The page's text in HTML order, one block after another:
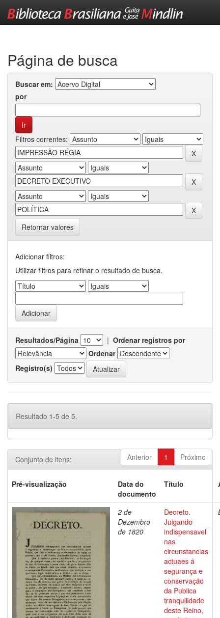
Página de busca
Buscar em:
por
Filtros correntes:
Retornar valores
Adicionar filtros:
Utilizar filtros para refinar o resultado de busca.
Resultados/Página | Ordenar registros por
Ordenar
Registro(s)
Resultado 1-5 de 5.
Anterior 1 Próximo
Conjunto de itens:
Pré-visualização
Data do
documento
Título
2 de
Dezembro
de 1820
Decreto.
Julgando
indispensavel
nas
circunstancias
actuaes á
segurança e
conservação
da Publica
tranquilidade
deste Reino,